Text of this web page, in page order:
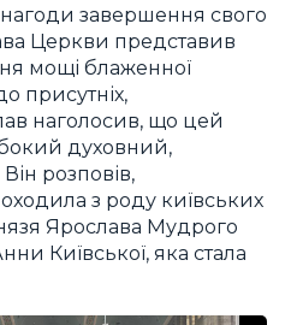
нагоди завершення свого
Церкви представив
мощі блаженної
присутніх,
наголосив, що цей
духовний,
розповів,
з роду київських
Ярослава Мудрого
Київської, яка стала